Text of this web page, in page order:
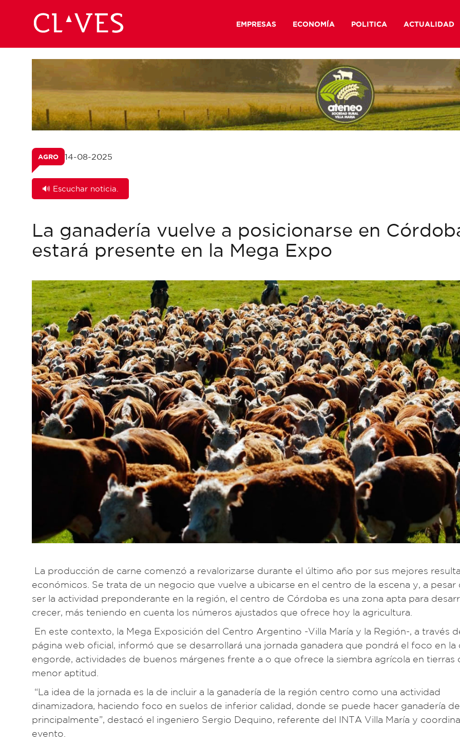
EMPRESAS ECONOMÍA POLITICA ACTUALIDAD
AGRO 14-08-2025
🔊 Escuchar noticia.
La ganadería vuelve a posicionarse en
estará presente en la Mega Expo
La producción de carne comenzó a revalorizarse durante el último año por sus mejores
económicos. Se trata de un negocio que vuelve a ubicarse en el centro de la escena y, a pesar
ser la actividad preponderante en la región, el centro de Córdoba es una zona apta para
crecer, más teniendo en cuenta los números ajustados que ofrece hoy la agricultura.
En este contexto, la Mega Exposición del Centro Argentino -Villa María y la Región-, a través
página web oficial, informó que se desarrollará una jornada ganadera que pondrá el foco en la
engorde, actividades de buenos márgenes frente a o que ofrece la siembra agrícola en tierras
menor aptitud.
“La idea de la jornada es la de incluir a la ganadería de la región centro como una actividad
dinamizadora, haciendo foco en suelos de inferior calidad, donde se puede hacer ganadería
principalmente”, destacó el ingeniero Sergio Dequino, referente del INTA Villa María y
evento.